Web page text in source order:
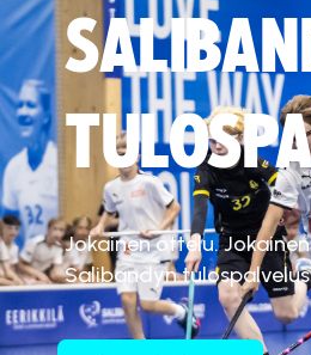
Hyväksy
Jokainen ottelu.
Salibandyn